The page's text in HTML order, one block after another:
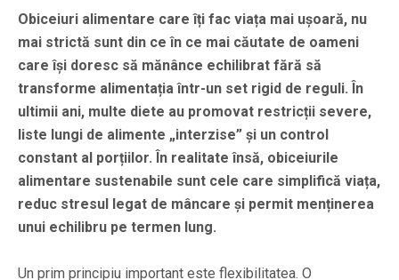
Obiceiuri alimentare care îți fac viața mai ușoară, nu
mai strictă sunt din ce în ce mai căutate de oameni
care își doresc să mănânce echilibrat fără să
transforme alimentația într-un set rigid de reguli. În
ultimii ani, multe diete au promovat restricții severe,
liste lungi de alimente „interzise” și un control
constant al porțiilor. În realitate însă, obiceiurile
alimentare sustenabile sunt cele care simplifică viața,
reduc stresul legat de mâncare și permit menținerea
unui echilibru pe termen lung.
Un prim principiu important este flexibilitatea. O